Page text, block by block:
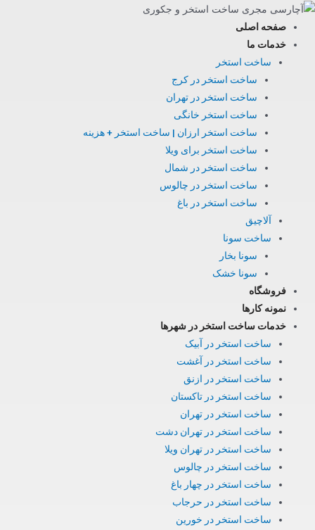
رفتن
محتوا
صفحه اصلی
خدمات ما
ساخت استخر
ساخت استخر در کرج
ساخت استخر در تهران
ساخت استخر خانگی
ساخت استخر ارزان | ساخت استخر + هزینه
ساخت استخر برای ویلا
ساخت استخر در شمال
ساخت استخر در چالوس
ساخت استخر در باغ
آلاچیق
ساخت سونا
سونا بخار
سونا خشک
فروشگاه
نمونه کارها
خدمات ساخت استخر در شهرها
ساخت استخر در آبیک
ساخت استخر در آغشت
ساخت استخر در ازنق
ساخت استخر در تاکستان
ساخت استخر در تهران
ساخت استخر در تهران دشت
ساخت استخر در تهران ویلا
ساخت استخر در چالوس
ساخت استخر در چهار باغ
ساخت استخر در حرجاب
ساخت استخر در خورین